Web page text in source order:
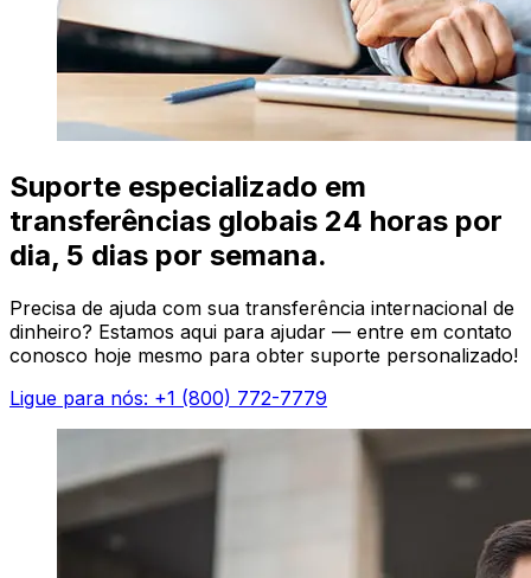
Suporte especializado em
transferências globais 24 horas por
dia, 5 dias por semana.
Precisa de ajuda com sua transferência internacional de
dinheiro? Estamos aqui para ajudar — entre em contato
conosco hoje mesmo para obter suporte personalizado!
Ligue para nós: +1 (800) 772-7779